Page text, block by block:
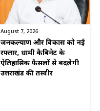
August 7, 2026
जनकल्याण और विकास को नई
रफ्तार, धामी कैबिनेट के
ऐतिहासिक फैसलों से बदलेगी
उत्तराखंड की तस्वीर